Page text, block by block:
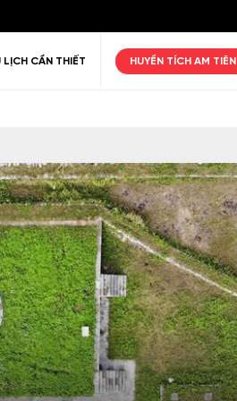
CẦN THIẾT HUYỀN TÍCH AM TIÊN
giãn Thiên nhiên Golf